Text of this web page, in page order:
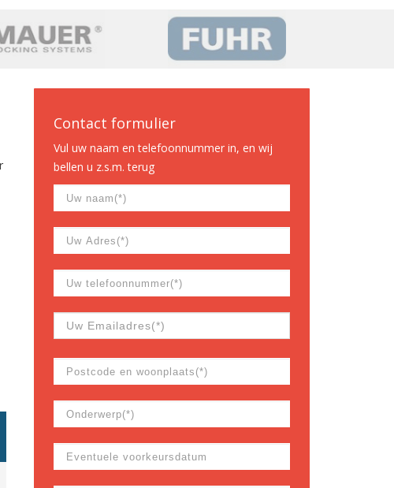
Contact formulier
Vul uw naam en telefoonnummer in, en wij
bellen u z.s.m. terug